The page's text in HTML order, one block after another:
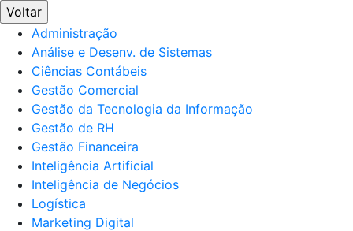
Voltar
Administração
Análise e Desenv. de Sistemas
Ciências Contábeis
Gestão Comercial
Gestão da Tecnologia da Informação
Gestão de RH
Gestão Financeira
Inteligência Artificial
Inteligência de Negócios
Logística
Marketing Digital